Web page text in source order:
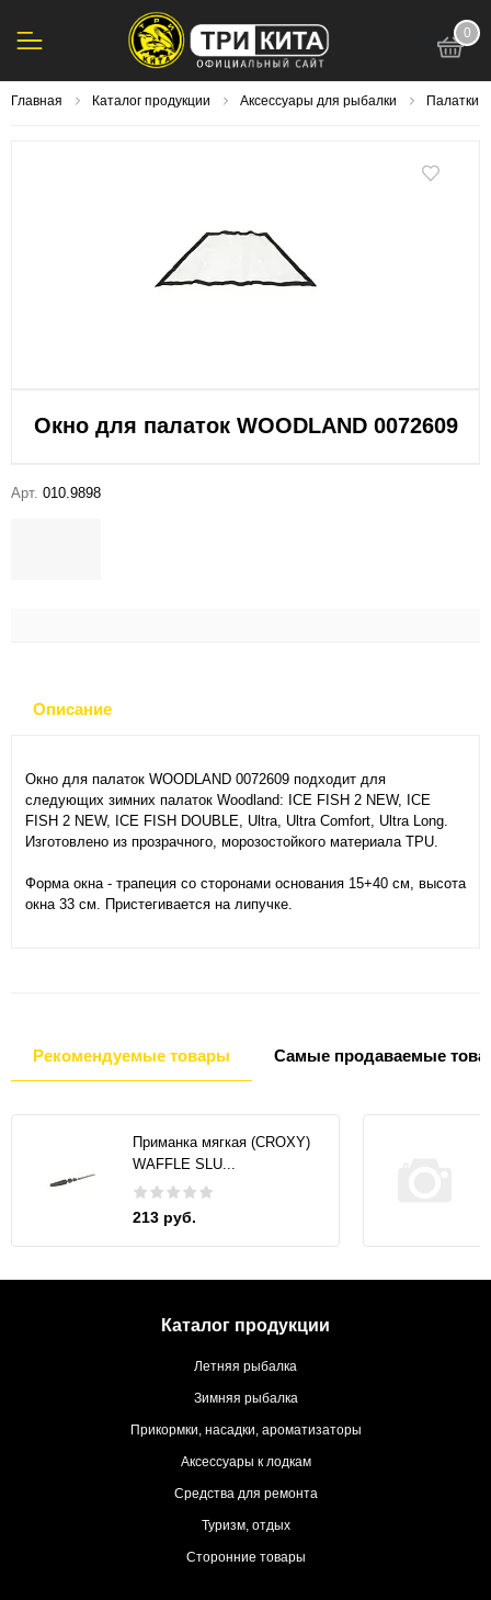
0
Главная Каталог продукции Аксессуары для рыбалки Палатки
Окно для палаток WOODLAND 0072609
Арт. 010.9898
Описание
Окно для палаток WOODLAND 0072609 подходит для
следующих зимних палаток Woodland: ICE FISH 2 NEW, ICE
FISH 2 NEW, ICE FISH DOUBLE, Ultra, Ultra Comfort, Ultra Long.
Изготовлено из прозрачного, морозостойкого материала TPU.
Форма окна - трапеция со сторонами основания 15+40 см, высота
окна 33 см. Пристегивается на липучке.
Рекомендуемые товары Самые продаваемые
Приманка мягкая (CROXY)
WAFFLE SLU...
213 руб.
Каталог продукции
Летняя рыбалка
Зимняя рыбалка
Прикормки, насадки, ароматизаторы
Аксессуары к лодкам
Средства для ремонта
Туризм, отдых
Сторонние товары